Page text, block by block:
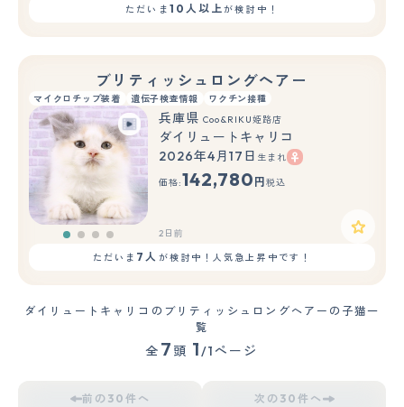
ただいま 10人以上が検討中！
ブリティッシュロングヘアー
マイクロチップ装着 遺伝子検査情報 ワクチン接種
兵庫県 Coo&RIKU姫路店
ダイリュートキャリコ
2026年4月17日 生まれ
価格:142,780 円 税込
2日前
ただいま 7人 が検討中！人気急上昇中です！
ダイリュートキャリコのブリティッシュロングヘアーの子猫一
覧
全 7 頭 1/1ページ
前の30件へ 次の30件へ